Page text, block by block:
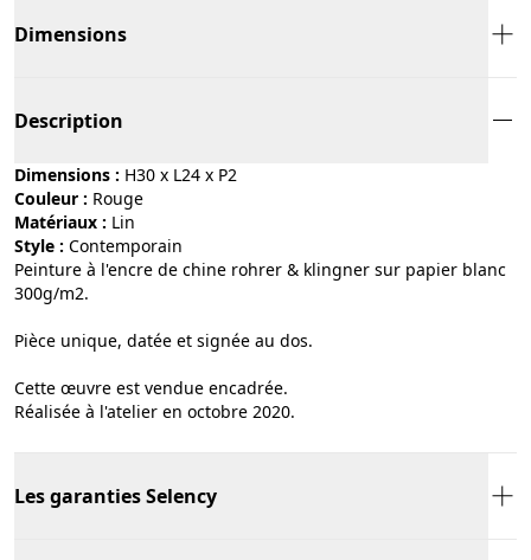
Dimensions
Description
Dimensions : H30 x L24 x P2
Couleur :
rouge
Matériaux :
lin
Style :
contemporain
Peinture à l'encre de chine rohrer & klingner sur papier blanc
300g/m2.
Pièce unique, datée et signée au dos.
Cette œuvre est vendue encadrée.
Réalisée à l'atelier en octobre 2020.
Les garanties Selency